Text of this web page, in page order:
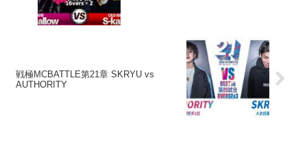
戦極MCBATTLE第21章 SKRYU vs
AUTHORITY